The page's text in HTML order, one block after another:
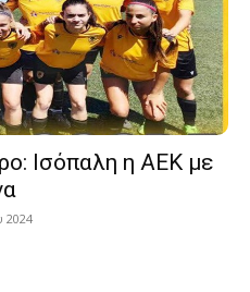
Ισόπαλη η ΑΕΚ με
2024